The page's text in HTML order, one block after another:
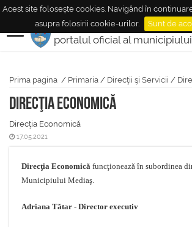
Acest site folosește cookies. Navigând în
asupra folosirii cookie-urilor.
Sunt de
MUNICIPIULMEDIAŞ
portalul oficial al municipiului
Prima pagina / Primaria / Direcţii şi Servicii /
Direcţia Economică
Direcţia Economică
17.05.2021
Direcţia Economică funcţionează în subordinea
Municipiului Mediaş.
Adriana Tătar - Director executiv